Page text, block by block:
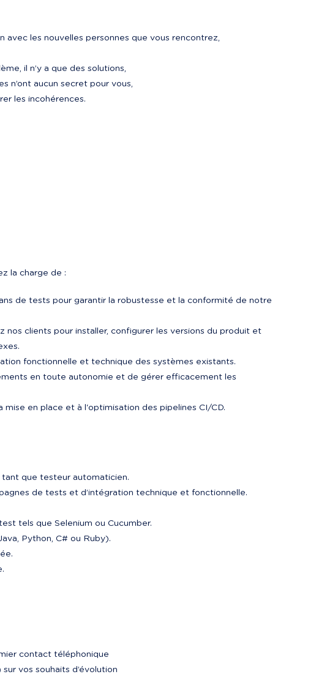
avec les nouvelles personnes que vous rencontrez,
il n’y a que des solutions,
n’ont aucun secret pour vous,
les incohérences.
la charge de :
de tests pour garantir la robustesse et la conformité de notre
nos clients pour installer, configurer les versions du produit et
fonctionnelle et technique des systèmes existants.
en toute autonomie et de gérer efficacement les
mise en place et à l'optimisation des pipelines CI/CD.
tant que testeur automaticien.
de tests et d’intégration technique et fonctionnelle.
tels que Selenium ou Cucumber.
Python, C# ou Ruby).
contact téléphonique
vos souhaits d’évolution